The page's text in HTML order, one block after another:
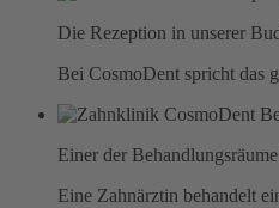
Die Rezeption in unserer
Bei CosmoDent spricht das
Einer der
Eine Zahnärztin behandelt